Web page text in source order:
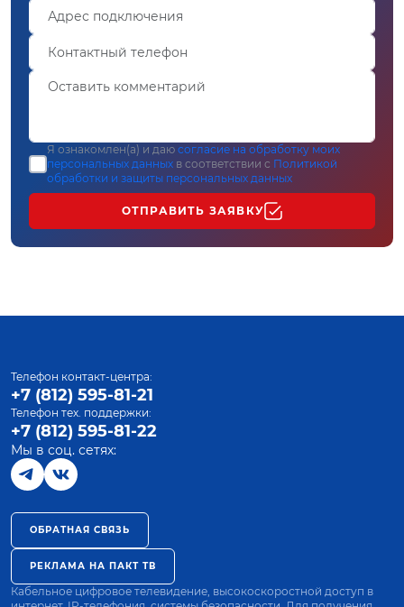
Я ознакомлен(а) и даю согласие на обработку моих
персональных данных в соответствии с Политикой
обработки и защиты персональных данных
ОТПРАВИТЬ ЗАЯВКУ
Телефон контакт-центра:
+7 (812) 595-81-21
Телефон тех. поддержки:
+7 (812) 595-81-22
Мы в соц. сетях:
ОБРАТНАЯ СВЯЗЬ
РЕКЛАМА НА ПАКТ ТВ
Кабельное цифровое телевидение, высокоскоростной доступ в